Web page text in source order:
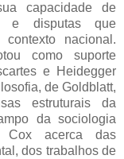
capacidade de
e disputas que
nacional.
como suporte
e Heidegger
de Goldblatt,
estruturais da
da sociologia
Cox acerca das
dos trabalhos de